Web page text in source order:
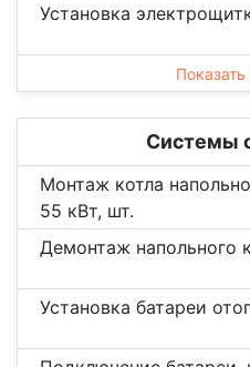
Установка
Системы
Монтаж котла
55 кВт, шт.
Демонтаж напольного
Установка батареи